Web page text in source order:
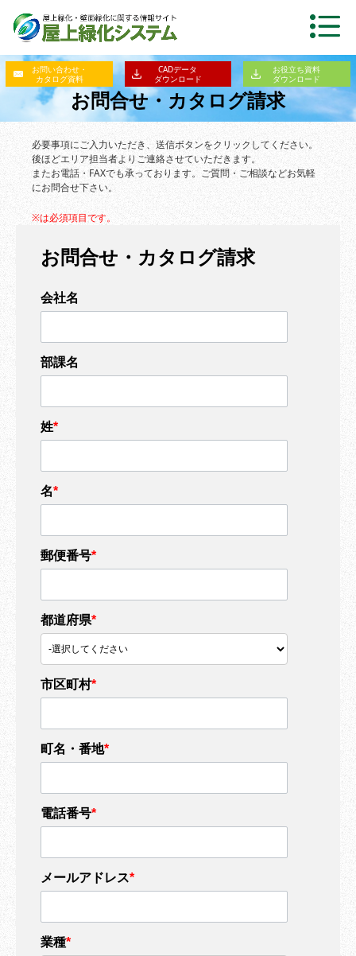
お問い合わせ・
カタログ資料
CADデータ
ダウンロード
お役立ち資料
ダウンロード
お問合せ・カタログ請求
必要事項にご入力いただき、送信ボタンをクリックしてください。
後ほどエリア担当者よりご連絡させていただきます。
またお電話・FAXでも承っております。ご質問・ご相談などお気軽
にお問合せ下さい。
※は必須項目です。
お問合せ・カタログ請求
会社名
部課名
姓*
名*
郵便番号*
都道府県*
市区町村*
町名・番地*
電話番号*
メールアドレス*
業種*